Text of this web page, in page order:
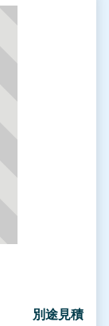
別途見積